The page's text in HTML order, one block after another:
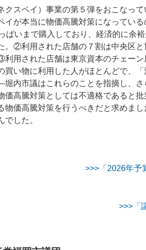
スペイ）事業の第５弾をおこなっ
が本当に物価高騰対策になってい
いまで購入しており、経済的に余
。②利用された店舗の７割は中央区
用された店舗は東京資本のチェー
い物に利用した人がほとんどで、「
内市議はこれらのことを指摘し、さ
高騰対策としては不適格であると
価高騰対策を行うべきだと求めま
した。
>>>「2026年予
>>>「